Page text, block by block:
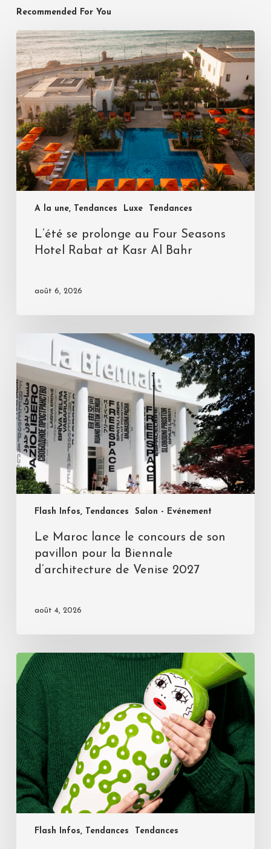
Recommended For You
A la une, Tendances Luxe Tendances
L’été se prolonge au Four Seasons
Hotel Rabat at Kasr Al Bahr
août 6, 2026
Flash Infos, Tendances Salon - Evénement
Le Maroc lance le concours de son
pavillon pour la Biennale
d’architecture de Venise 2027
août 4, 2026
Flash Infos, Tendances Tendances